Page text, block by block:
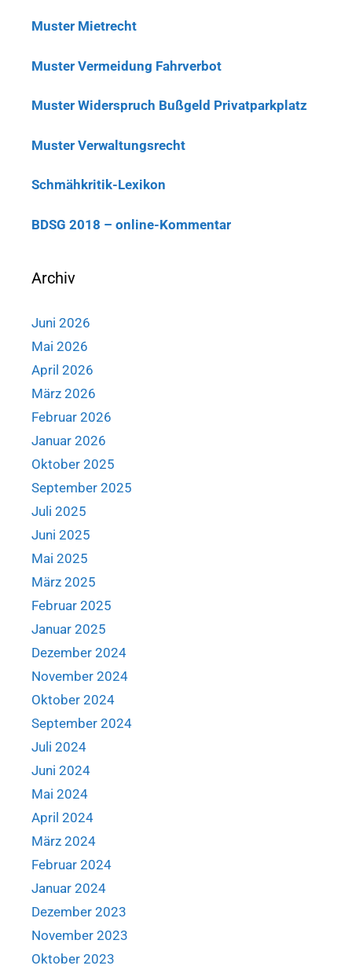
Muster Mietrecht
Muster Vermeidung Fahrverbot
Muster Widerspruch Bußgeld Privatparkplatz
Muster Verwaltungsrecht
Schmähkritik-Lexikon
BDSG 2018 – online-Kommentar
Archiv
Juni 2026
Mai 2026
April 2026
März 2026
Februar 2026
Januar 2026
Oktober 2025
September 2025
Juli 2025
Juni 2025
Mai 2025
März 2025
Februar 2025
Januar 2025
Dezember 2024
November 2024
Oktober 2024
September 2024
Juli 2024
Juni 2024
Mai 2024
April 2024
März 2024
Februar 2024
Januar 2024
Dezember 2023
November 2023
Oktober 2023